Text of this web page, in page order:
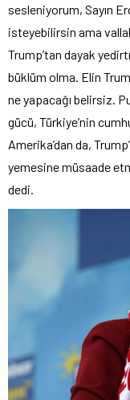
sesleniyorum, Sayın
isteyebilirsin ama
Trump’tan dayak
büklüm olma. Elin
ne yapacağı belirsiz.
gücü, Türkiye’nin
Amerika’dan da,
yemesine müsaade
dedi.